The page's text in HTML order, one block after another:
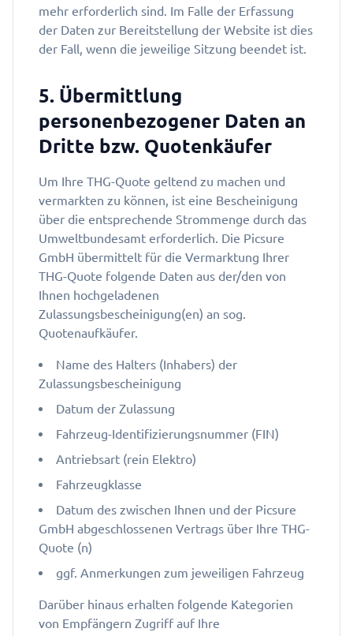
mehr erforderlich sind. Im Falle der Erfassung
der Daten zur Bereitstellung der Website ist dies
der Fall, wenn die jeweilige Sitzung beendet ist.
5. Übermittlung
personenbezogener Daten an
Dritte bzw. Quotenkäufer
Um Ihre THG-Quote geltend zu machen und
vermarkten zu können, ist eine Bescheinigung
über die entsprechende Strommenge durch das
Umweltbundesamt erforderlich. Die Picsure
GmbH übermittelt für die Vermarktung Ihrer
THG-Quote folgende Daten aus der/den von
Ihnen hochgeladenen
Zulassungsbescheinigung(en) an sog.
Quotenaufkäufer.
Name des Halters (Inhabers) der
Zulassungsbescheinigung
Datum der Zulassung
Fahrzeug-Identifizierungsnummer (FIN)
Antriebsart (rein Elektro)
Fahrzeugklasse
Datum des zwischen Ihnen und der Picsure
GmbH abgeschlossenen Vertrags über Ihre THG-
Quote (n)
ggf. Anmerkungen zum jeweiligen Fahrzeug
Darüber hinaus erhalten folgende Kategorien
von Empfängern Zugriff auf Ihre